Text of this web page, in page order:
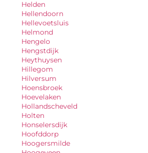
Helden
Hellendoorn
Hellevoetsluis
Helmond
Hengelo
Hengstdijk
Heythuysen
Hillegom
Hilversum
Hoensbroek
Hoevelaken
Hollandscheveld
Holten
Honselersdijk
Hoofddorp
Hoogersmilde